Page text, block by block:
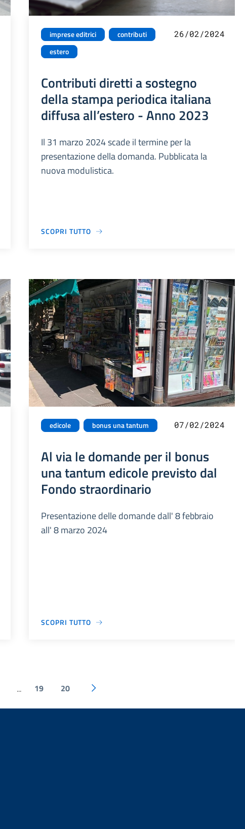
imprese editrici
contributi
estero
26/02/2024
Contributi diretti a sostegno
della stampa periodica italiana
diffusa all’estero - Anno 2023
Il 31 marzo 2024 scade il termine per la
presentazione della domanda. Pubblicata la
nuova modulistica.
SCOPRI TUTTO
edicole bonus una tantum 07/02/2024
Al via le domande per il bonus
una tantum edicole previsto dal
Fondo straordinario
Presentazione delle domande dall' 8 febbraio
all' 8 marzo 2024
SCOPRI TUTTO
... 19 20